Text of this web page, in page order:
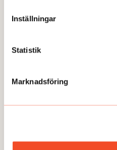
Inställningar
Statistik
Marknadsföring
Utmattningssyndrom –
F43.8A – försvinner
GUIDEN